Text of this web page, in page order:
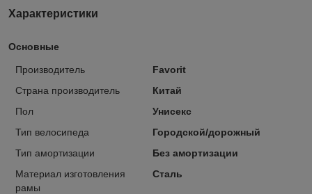
Характеристики
Основные
Производитель
Favorit
Страна производитель
Китай
Пол
Унисекс
Тип велосипеда
Городской/дорожный
Тип амортизации
Без амортизации
Материал изготовления
рамы
Сталь